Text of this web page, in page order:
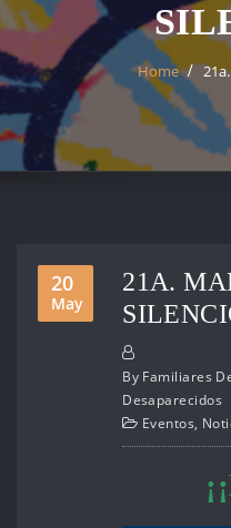
Home
20
May
21A.
By Familiares
Desaparecidos
Eventos,